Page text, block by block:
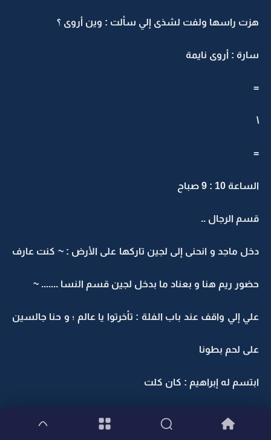
هزت راسها ولفت لشذى إلي سألت : وين أروى ؟
سارة : أروى نايمة
=
\
=
الساعة 10 : 9 صباح
قسم الرجال ..
دخل ماجد و انحنى إلى لجين تاركها على الأرض : ~ كنت عارف
حضور ريم هنا و بعناد ما بدخل لجين قسم النسا ....... ~
علي إلي واقف عند باب الفلة : تأخرتوا يا عالم ؛ و حنا جالسين
على لحم بطونا
ابتسم له إبراهيم : كان كلت